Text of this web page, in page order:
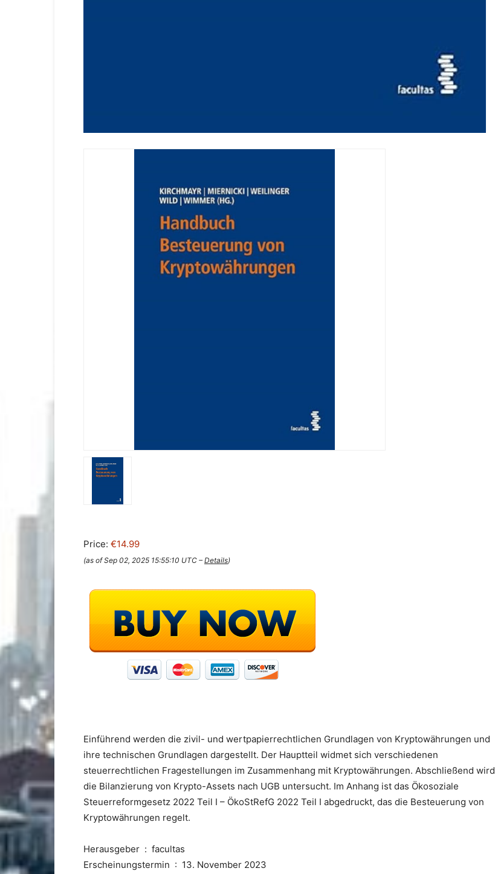
Price: €14.99
(as of Sep 02, 2025 15:55:10 UTC –Details)
Einführend werden die zivil- und wertpapierrechtlichen Grundlagen von Kryptowährungen und
ihre technischen Grundlagen dargestellt. Der Hauptteil widmet sich verschiedenen
steuerrechtlichen Fragestellungen im Zusammenhang mit Kryptowährungen. Abschließend wird
die Bilanzierung von Krypto-Assets nach UGB untersucht. Im Anhang ist das Ökosoziale
Steuerreformgesetz 2022 Teil I – ÖkoStRefG 2022 Teil I abgedruckt, das die Besteuerung von
Kryptowährungen regelt.
Herausgeber ‏ : ‎ facultas
Erscheinungstermin ‏ : ‎ 13. November 2023